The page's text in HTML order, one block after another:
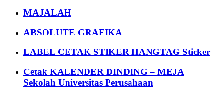
MAJALAH
ABSOLUTE GRAFIKA
LABEL CETAK STIKER HANGTAG Sticker
Cetak KALENDER DINDING – MEJA
Sekolah Universitas Perusahaan